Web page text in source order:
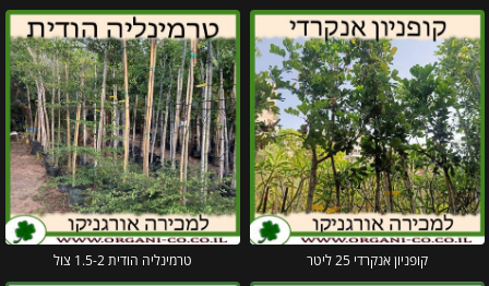
קופניון אנקרדי 25 ליטר טרמינליה הודית 1.5-2 צול